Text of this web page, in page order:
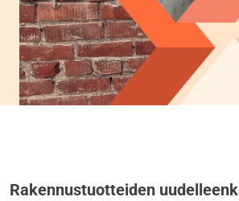
Rakennustuotteiden